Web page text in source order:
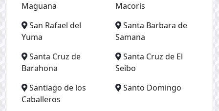
Maguana
Macoris
San Rafael del
Yuma
Santa Barbara de
Samana
Santa Cruz de
Barahona
Santa Cruz de El
Seibo
Santiago de los
Caballeros
Santo Domingo